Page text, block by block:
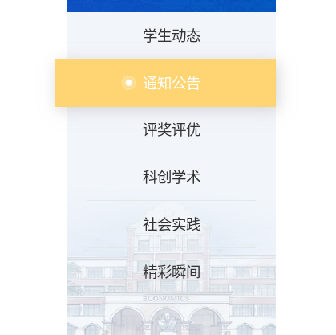
学生动态
通知公告
评奖评优
科创学术
社会实践
精彩瞬间